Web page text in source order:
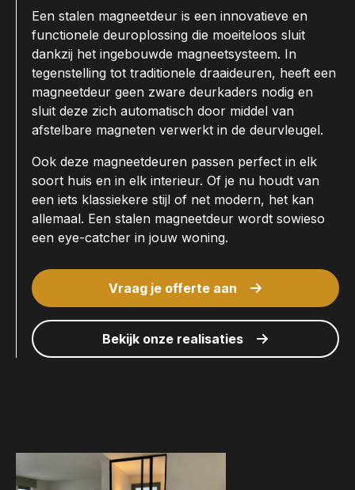
Een stalen magneetdeur is een innovatieve en
functionele deuroplossing die moeiteloos sluit
dankzij het ingebouwde magneetsysteem. In
tegenstelling tot traditionele draaideuren, heeft een
magneetdeur geen zware deurkaders nodig en
sluit deze zich automatisch door middel van
afstelbare magneten verwerkt in de deurvleugel.
Ook deze magneetdeuren passen perfect in elk
soort huis en in elk interieur. Of je nu houdt van
een iets klassiekere stijl of net modern, het kan
allemaal. Een stalen magneetdeur wordt sowieso
een eye-catcher in jouw woning.
Vraag je offerte aan
Bekijk onze realisaties